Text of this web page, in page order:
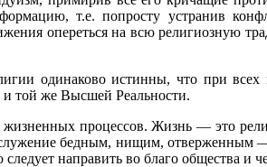
т.е. попросту устранив
опереться на всю религиозную
одинаково истинны, что при
и той же Высшей Реальности.
процессов. Жизнь — это
бедным, нищим, отверженным
направить во благо общества и